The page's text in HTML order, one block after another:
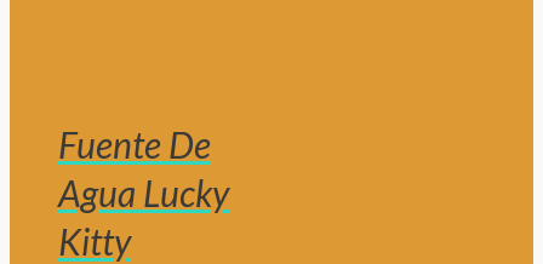
Fuente De
Agua Lucky
Kitty